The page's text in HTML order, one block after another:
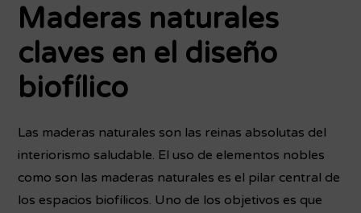
Maderas naturales
claves en el diseño
biofílico
Las maderas naturales son las reinas absolutas del
interiorismo saludable. El uso de elementos nobles
como son las maderas naturales es el pilar central de
los espacios biofílicos. Uno de los objetivos es que